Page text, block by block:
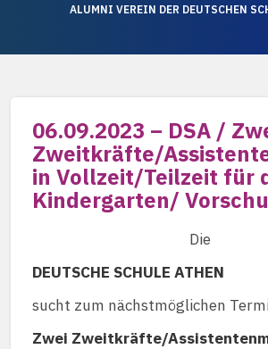
ALUMNI VEREIN DER DEUTSCHEN
06.09.2023 – DSA /
Zweitkräfte/
in Vollzeit/Teilzeit für
Kindergarten/
Die
DEUTSCHE SCHULE ATHEN
sucht zum nächstmöglichen
Zwei Zweitkräfte/